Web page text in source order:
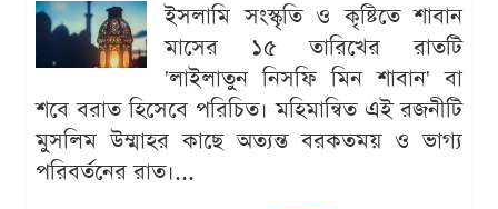
ইসলামি সংস্কৃতি ও কৃষ্টিতে শাবান
মাসের ১৫ তারিখের রাতটি
'লাইলাতুন নিসফি মিন শাবান' বা
শবে বরাত হিসেবে পরিচিত। মহিমান্বিত এই রজনীটি
মুসলিম উম্মাহর কাছে অত্যন্ত বরকতময় ও ভাগ্য
পরিবর্তনের রাত।...